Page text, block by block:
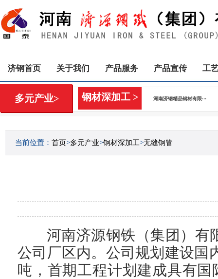
济钢首页 关于我们 产品服务 产品宣传 工
多元产业> 钢材深加工 > 河南济钢精品钢材有限···
当前位置： 首页>多元产业>钢材深加工>无缝钢管
河南济源钢铁（集团）有
公司厂区内。公司规划建设国
吨，首期工程计划建成具有